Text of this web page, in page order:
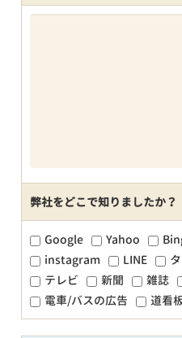
弊社をどこで知りましたか
Google Yahoo
instagram
LINE
テレビ
新聞 雑誌
電車/バスの広告
道看